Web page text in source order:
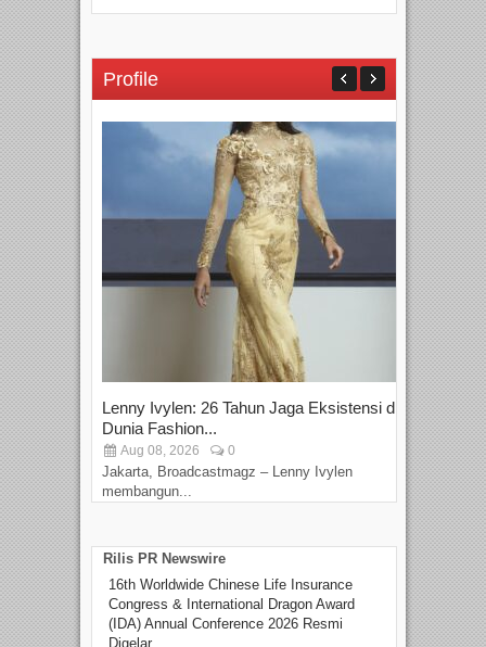
Profile
Lenny Ivylen: 26 Tahun Jaga Eksistensi di
Dunia Fashion...
Aug 08, 2026 0
Jakarta, Broadcastmagz – Lenny Ivylen
membangun...
Rilis PR Newswire
16th Worldwide Chinese Life Insurance
Congress & International Dragon Award
(IDA) Annual Conference 2026 Resmi
Digelar